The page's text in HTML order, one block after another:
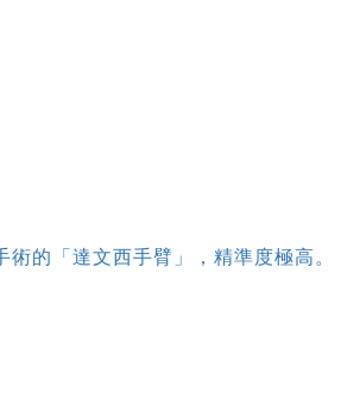
的「達文西手臂」，精準度極高。